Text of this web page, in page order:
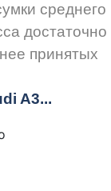
среднего
достаточно
принятых
A3...